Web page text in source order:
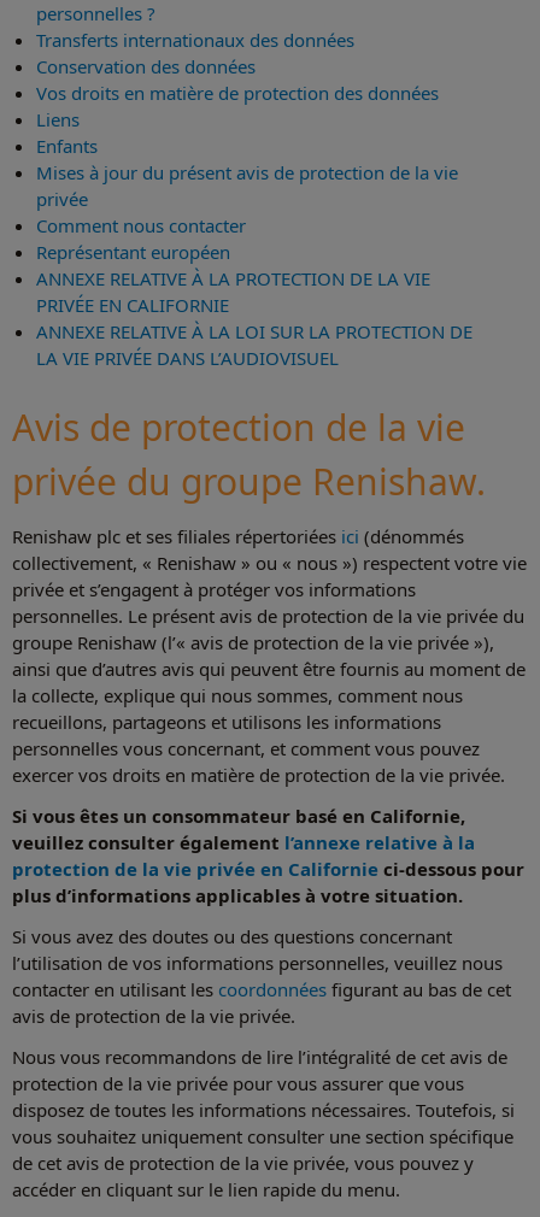
personnelles ?
Transferts internationaux des données
Conservation des données
Vos droits en matière de protection des données
Liens
Enfants
Mises à jour du présent avis de protection de la vie
privée
Comment nous contacter
Représentant européen
ANNEXE RELATIVE À LA PROTECTION DE LA VIE
PRIVÉE EN CALIFORNIE
ANNEXE RELATIVE À LA LOI SUR LA PROTECTION DE
LA VIE PRIVÉE DANS L’AUDIOVISUEL
Avis de protection de la vie
privée du groupe Renishaw.
Renishaw plc et ses filiales répertoriées ici (dénommés
collectivement, « Renishaw » ou « nous ») respectent votre vie
privée et s’engagent à protéger vos informations
personnelles. Le présent avis de protection de la vie privée du
groupe Renishaw (l’« avis de protection de la vie privée »),
ainsi que d’autres avis qui peuvent être fournis au moment de
la collecte, explique qui nous sommes, comment nous
recueillons, partageons et utilisons les informations
personnelles vous concernant, et comment vous pouvez
exercer vos droits en matière de protection de la vie privée.
Si vous êtes un consommateur basé en Californie,
veuillez consulter également l’annexe relative à la
protection de la vie privée en Californie ci-dessous pour
plus d’informations applicables à votre situation.
Si vous avez des doutes ou des questions concernant
l’utilisation de vos informations personnelles, veuillez nous
contacter en utilisant les coordonnées figurant au bas de cet
avis de protection de la vie privée.
Nous vous recommandons de lire l’intégralité de cet avis de
protection de la vie privée pour vous assurer que vous
disposez de toutes les informations nécessaires. Toutefois, si
vous souhaitez uniquement consulter une section spécifique
de cet avis de protection de la vie privée, vous pouvez y
accéder en cliquant sur le lien rapide du menu.